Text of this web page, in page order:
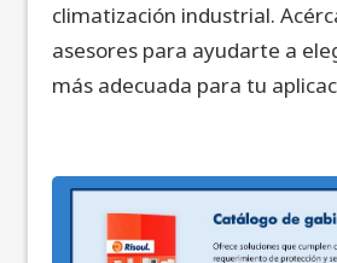
climatización industrial.
asesores para ayudarte a
más adecuada para tu